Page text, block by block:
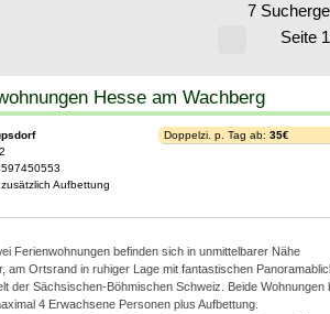
7
Seite
Hesse am Wachberg
Aufbettung
Doppelzi. p. Tag ab: 35€
Ferienwohnungen befinden sich in unmittelbarer Nähe
am Ortsrand in ruhiger Lage mit fantastischen
der Sächsischen-Böhmischen Schweiz. Beide Wohnungen
4 Erwachsene Personen plus Aufbettung.